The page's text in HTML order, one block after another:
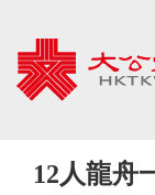
12人龍舟